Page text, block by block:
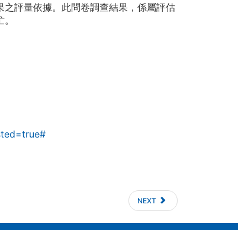
評量依據。此問卷調查結果，係屬評估
NEXT